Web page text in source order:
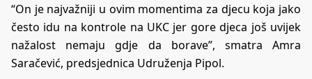
“On je najvažniji u ovim momentima za djecu koja jako
često idu na kontrole na UKC jer gore djeca još uvijek
nažalost nemaju gdje da borave”, smatra Amra
Saračević, predsjednica Udruženja Pipol.